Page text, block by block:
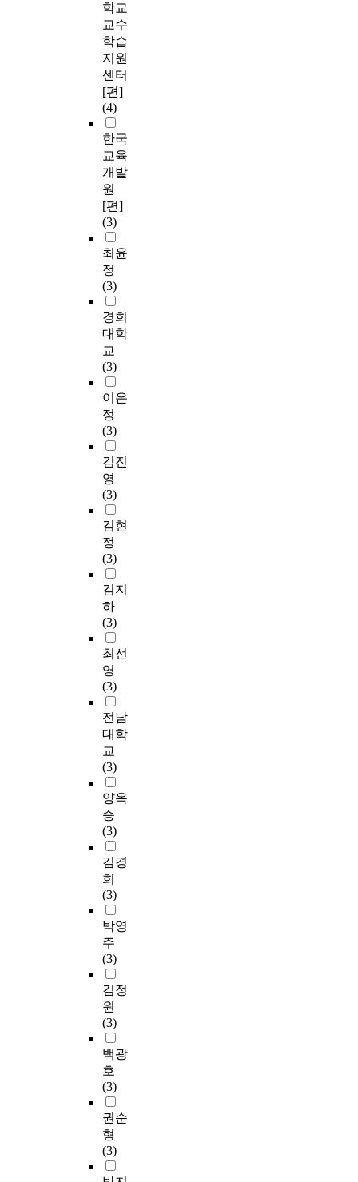
학교
교수
학습
지원
센터
[편]
(4)
한국
교육
개발
원
[편]
(3)
최윤
정
(3)
경희
대학
교
(3)
이은
정
(3)
김진
영
(3)
김현
정
(3)
김지
하
(3)
최선
영
(3)
전남
대학
교
(3)
양옥
승
(3)
김경
희
(3)
박영
주
(3)
김정
원
(3)
백광
호
(3)
권순
형
(3)